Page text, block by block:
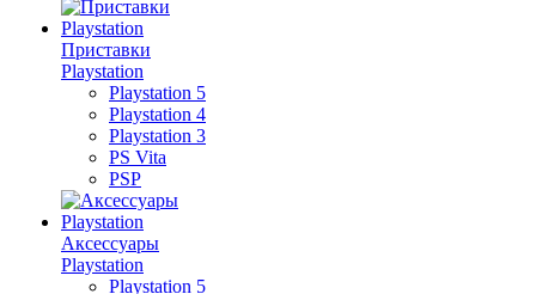
Приставки
Playstation
Playstation 5
Playstation 4
Playstation 3
PS Vita
PSP
Аксессуары
Playstation
Playstation 5